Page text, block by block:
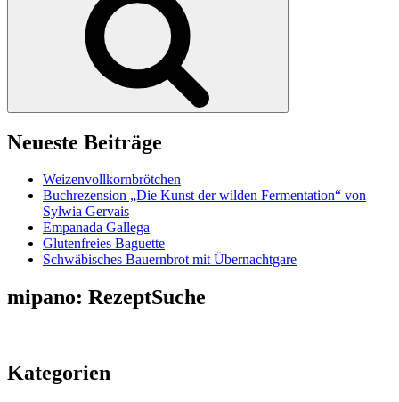
Neueste Beiträge
Weizenvollkornbrötchen
Buchrezension „Die Kunst der wilden Fermentation“ von
Sylwia Gervais
Empanada Gallega
Glutenfreies Baguette
Schwäbisches Bauernbrot mit Übernachtgare
mipano: RezeptSuche
Kategorien